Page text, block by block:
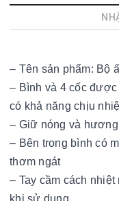
– Tên sản phẩm: Bộ
– Bình và 4 cốc
có khả năng chịu
– Giữ nóng và
– Bên trong bình có
thơm ngát
– Tay cầm cách
khi sử dụng